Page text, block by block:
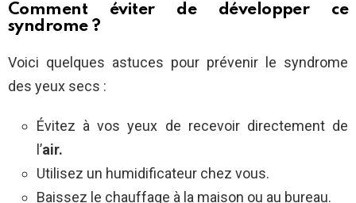
Comment éviter de développer ce
syndrome ?
Voici quelques astuces pour prévenir le syndrome
des yeux secs :
Évitez à vos yeux de recevoir directement de
l’air.
Utilisez un humidificateur chez vous.
Baissez le chauffage à la maison ou au bureau.